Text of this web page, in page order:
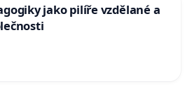
jako pilíře vzdělané a